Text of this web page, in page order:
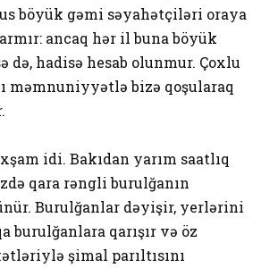
böyük gəmi səyahətçiləri oraya
ancaq hər il buna böyük
də, hadisə hesab olunmur. Çoxlu
məmnuniyyətlə bizə qoşularaq
idi. Bakıdan yarım saatlıq
qara rəngli burulğanın
Burulğanlar dəyişir, yerlərini
burulğanlara qarışır və öz
şimal parıltısını